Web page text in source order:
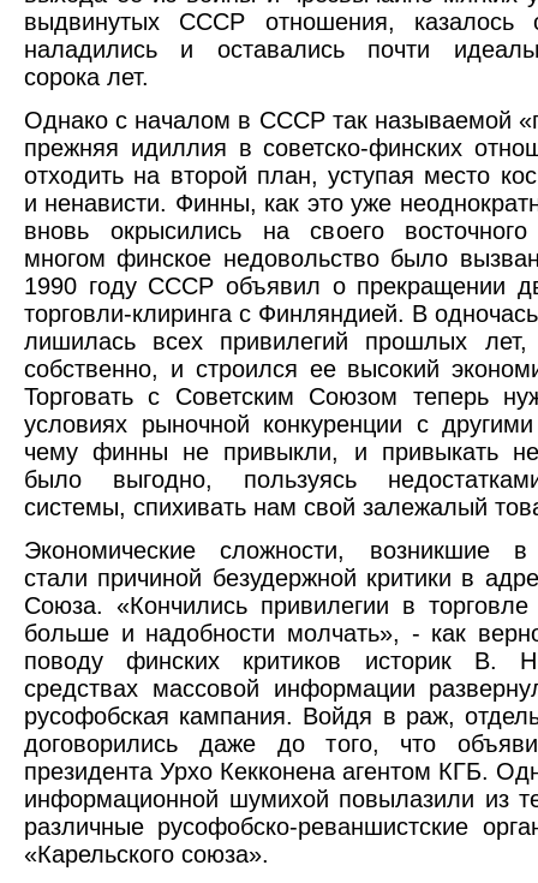
выдвинутых СССР отношения, казалось
наладились и оставались почти
сорока лет.
Однако с началом в СССР так называемой
прежняя идиллия в советско-финских
отходить на второй план, уступая место
и ненависти. Финны, как это уже
вновь окрысились на своего
многом финское недовольство было
1990 году СССР объявил о прекращении
торговли-клиринга с Финляндией. В
лишилась всех привилегий прошлых
собственно, и строился ее высокий
Торговать с Советским Союзом теперь
условиях рыночной конкуренции с
чему финны не привыкли, и привыкать
было выгодно, пользуясь
системы, спихивать нам свой залежалый
Экономические сложности, возникшие
стали причиной безудержной критики в
Союза. «Кончились привилегии в
больше и надобности молчать», - как
поводу финских критиков историк В.
средствах массовой информации
русофобская кампания. Войдя в раж,
договорились даже до того, что
президента Урхо Кекконена агентом КГБ.
информационной шумихой повылазили из
различные русофобско-реваншистские
«Карельского союза».